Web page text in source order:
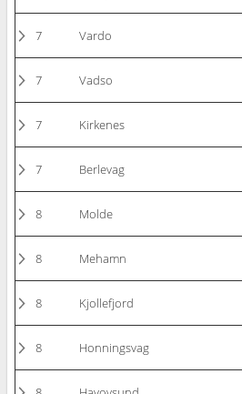
7 Vardo
7 Vadso
7 Kirkenes
7 Berlevag
8 Molde
8 Mehamn
8 Kjollefjord
8 Honningsvag